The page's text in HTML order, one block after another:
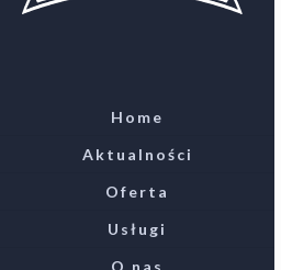
Home
Aktualności
Oferta
Usługi
O nas